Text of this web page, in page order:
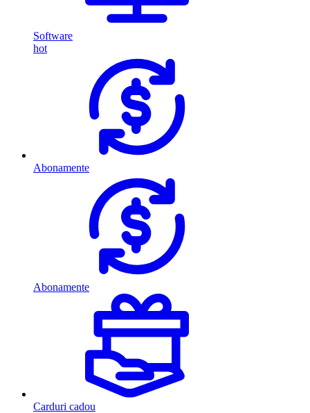
Software
hot
Abonamente
Abonamente
Carduri cadou